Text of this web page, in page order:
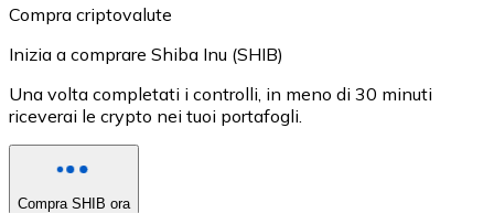
Compra criptovalute
Inizia a comprare Shiba Inu (SHIB)
Una volta completati i controlli, in meno di 30 minuti
riceverai le crypto nei tuoi portafogli.
Compra SHIB ora